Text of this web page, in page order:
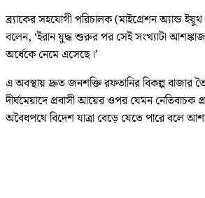
ব্র্যাকের সহযোগী পরিচালক (মাইগ্রেশন অ্যান্ড ইয়ুথ
বলেন, ‘ইরান যুদ্ধ শুরুর পর সেই সংখ্যাটা
অর্ধেকে নেমে এসেছে।’
এ অবস্থায় দ্রুত জনশক্তি রফতানির বিকল্প বাজার
দীর্ঘমেয়াদে প্রবাসী আয়ের ওপর যেমন নেতিবাচক
অবৈধপথে বিদেশ যাত্রা বেড়ে যেতে পারে বলে